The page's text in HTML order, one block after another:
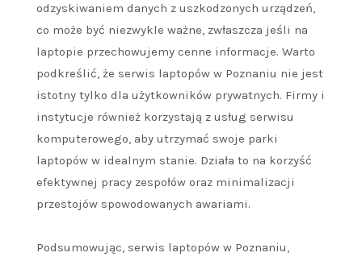
odzyskiwaniem danych z uszkodzonych urządzeń,
co może być niezwykle ważne, zwłaszcza jeśli na
laptopie przechowujemy cenne informacje. Warto
podkreślić, że serwis laptopów w Poznaniu nie jest
istotny tylko dla użytkowników prywatnych. Firmy i
instytucje również korzystają z usług serwisu
komputerowego, aby utrzymać swoje parki
laptopów w idealnym stanie. Działa to na korzyść
efektywnej pracy zespołów oraz minimalizacji
przestojów spowodowanych awariami.
Podsumowując, serwis laptopów w Poznaniu,